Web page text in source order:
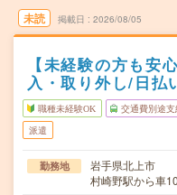
未読 掲載日 2026/08/05
【未経験の方も安
入・取り外し/日払
職種未経験OK 交通費別途支
派遣
勤務地
岩手県北上市
村崎野駅から車